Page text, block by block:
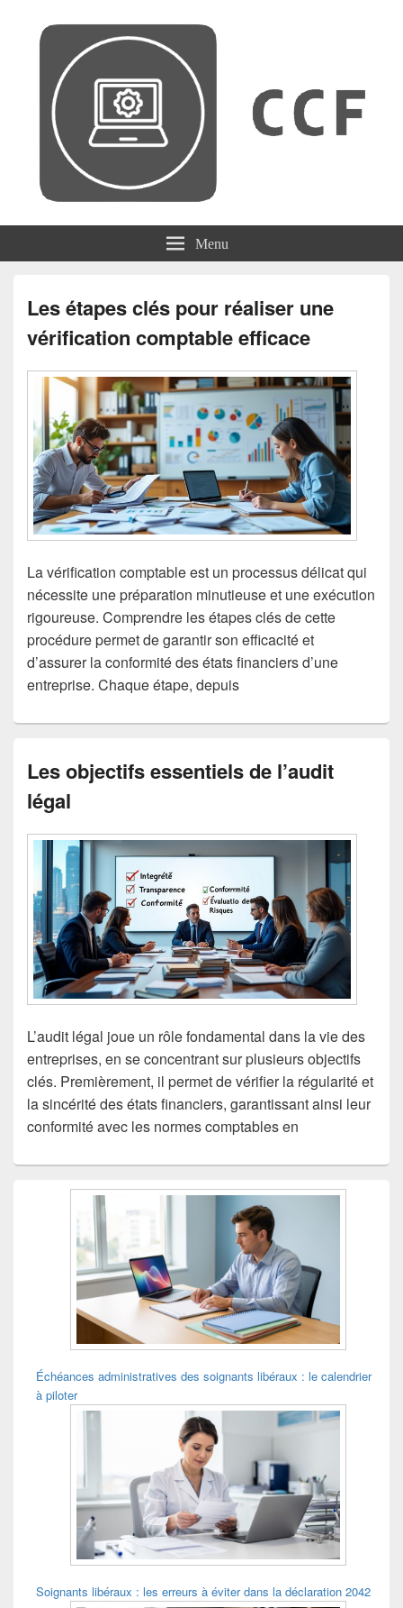
CCF Menu
Les étapes clés pour réaliser une
vérification comptable efficace
La vérification comptable est un processus délicat qui
nécessite une préparation minutieuse et une exécution
rigoureuse. Comprendre les étapes clés de cette
procédure permet de garantir son efficacité et
d’assurer la conformité des états financiers d’une
entreprise. Chaque étape, depuis
Les objectifs essentiels de l’audit
légal
L’audit légal joue un rôle fondamental dans la vie des
entreprises, en se concentrant sur plusieurs objectifs
clés. Premièrement, il permet de vérifier la régularité et
la sincérité des états financiers, garantissant ainsi leur
conformité avec les normes comptables en
Échéances administratives des soignants libéraux : le calendrier
à piloter
Soignants libéraux : les erreurs à éviter dans la déclaration 2042